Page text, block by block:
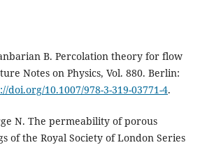
B. Percolation theory for flow
Notes on Physics, Vol. 880. Berlin:
doi.org/10.1007/978-3-319-03771-4.
N. The permeability of porous
of the Royal Society of London Series